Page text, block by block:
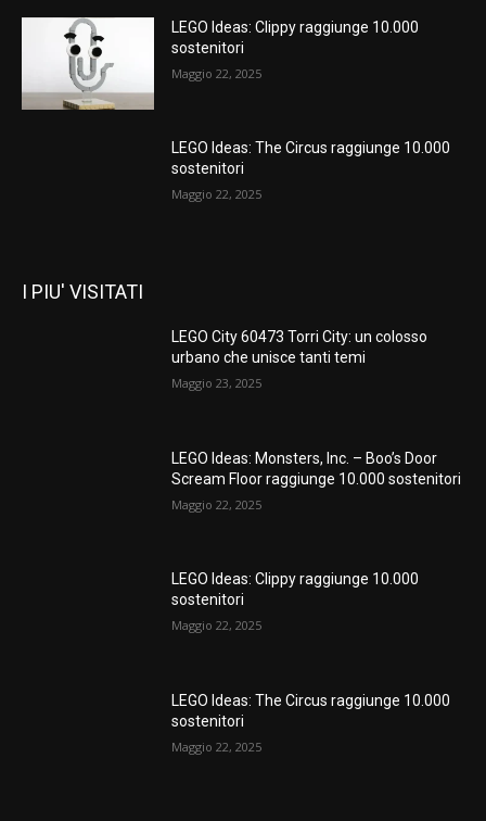
LEGO Ideas: Clippy raggiunge 10.000
sostenitori
Maggio 22, 2025
LEGO Ideas: The Circus raggiunge 10.000
sostenitori
Maggio 22, 2025
I PIU' VISITATI
LEGO City 60473 Torri City: un colosso
urbano che unisce tanti temi
Maggio 23, 2025
LEGO Ideas: Monsters, Inc. – Boo’s Door
Scream Floor raggiunge 10.000 sostenitori
Maggio 22, 2025
LEGO Ideas: Clippy raggiunge 10.000
sostenitori
Maggio 22, 2025
LEGO Ideas: The Circus raggiunge 10.000
sostenitori
Maggio 22, 2025